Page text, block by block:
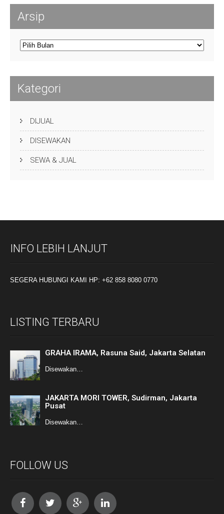
Arsip
Arsip
Kategori
DIJUAL
DISEWAKAN
SEWA & JUAL
INFO LEBIH LANJUT
SEGERA HUBUNGI KAMI HP: +62 858 8080 0770
LISTING TERBARU
GRAHA IRAMA, Rasuna Said, Jakarta Selatan
Disewakan…
JAKARTA MORI TOWER, Sudirman, Jakarta
Pusat
Disewakan…
FOLLOW US